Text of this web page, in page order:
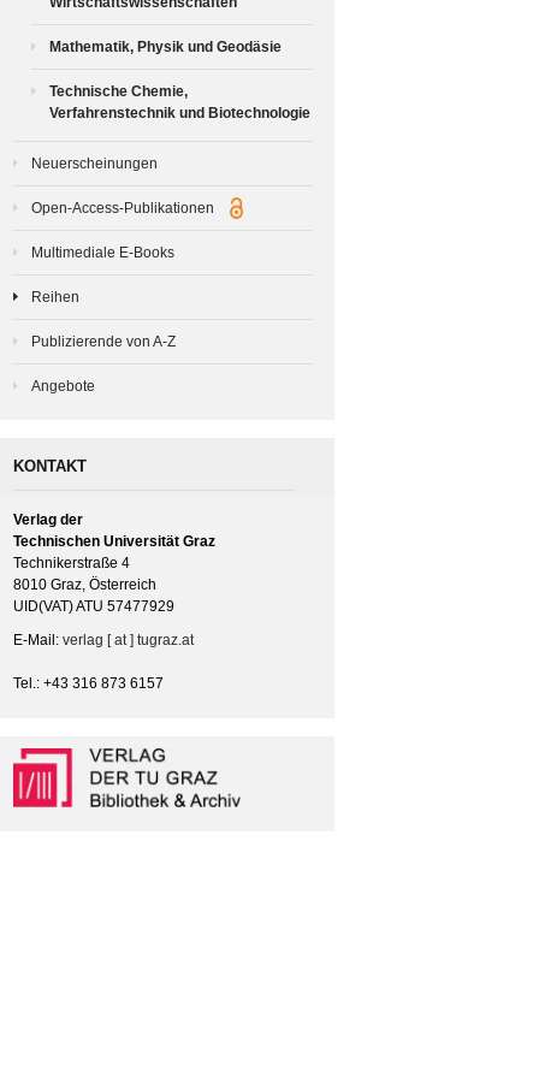
Mathematik, Physik und Geodäsie
Technische Chemie,
Verfahrenstechnik und Biotechnologie
Neuerscheinungen
Open-Access-Publikationen
Multimediale E-Books
Reihen
Publizierende von A-Z
Angebote
KONTAKT
Verlag der
Technischen Universität Graz
Technikerstraße 4
8010 Graz, Österreich
UID(VAT) ATU 57477929
E-Mail: verlag [ at ] tugraz.at
Tel.: +43 316 873 6157